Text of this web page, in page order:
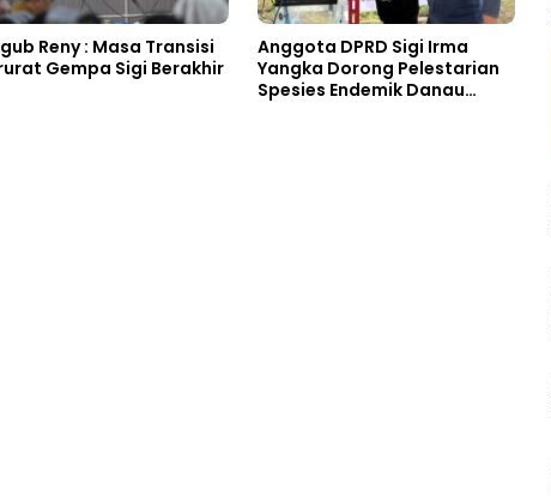
Reny : Masa Transisi
Gempa Sigi Berakhir
Anggota DPRD Sigi Irma
Yangka Dorong Pelestarian
Spesies Endemik Danau